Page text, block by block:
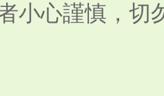
小心謹慎，切